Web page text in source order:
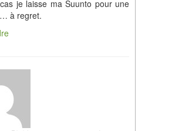
je laisse ma Suunto pour une
à regret.